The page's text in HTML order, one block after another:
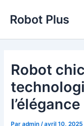
Robot Plus
Robot
l’élégance
Paradmin /avril 10, 2025